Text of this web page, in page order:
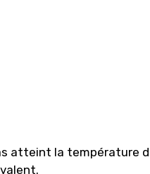
la température